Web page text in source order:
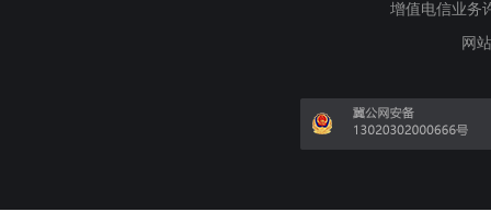
增值电信业务
网